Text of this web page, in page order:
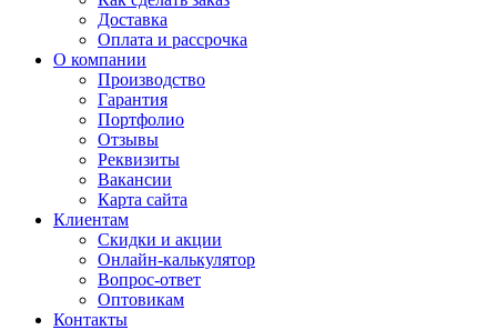
Доставка
Оплата и рассрочка
О компании
Производство
Гарантия
Портфолио
Отзывы
Реквизиты
Вакансии
Карта сайта
Клиентам
Скидки и акции
Онлайн-калькулятор
Вопрос-ответ
Оптовикам
Контакты